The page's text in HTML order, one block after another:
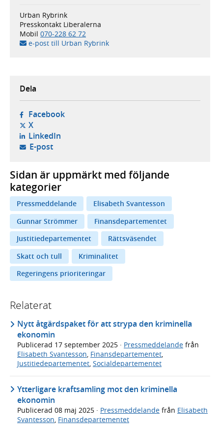
Urban Rybrink
Presskontakt Liberalerna
Mobil 070-228 62 72
e-post till Urban Rybrink
Dela
Facebook- öppnas i ny flik, extern webbplats,
X- öppnas i ny flik, extern webbplats,
LinkedIn- öppnas i ny flik, extern webbplats,
E-post- öppnar din e-postklient,
Sidan är uppmärkt med följande
kategorier
Pressmeddelande
Elisabeth Svantesson
Gunnar Strömmer
Finansdepartementet
Justitiedepartementet
Rättsväsendet
Skatt och tull
Kriminalitet
Regeringens prioriteringar
Relaterat
Nytt åtgärdspaket för att strypa den kriminella
ekonomin
Publicerad 17 september 2025 · Pressmeddelande från
Elisabeth Svantesson, Finansdepartementet,
Justitiedepartementet, Socialdepartementet
Ytterligare kraftsamling mot den kriminella
ekonomin
Publicerad 08 maj 2025 · Pressmeddelande från Elisabeth
Svantesson, Finansdepartementet